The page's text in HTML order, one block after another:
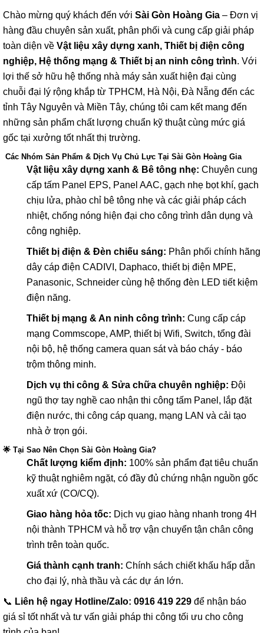
Chào mừng quý khách đến với Sài Gòn Hoàng Gia – Đơn vị
hàng đầu chuyên sản xuất, phân phối và cung cấp giải pháp
toàn diện về Vật liệu xây dựng xanh, Thiết bị điện công
nghiệp, Hệ thống mạng & Thiết bị an ninh công trình. Với
lợi thế sở hữu hệ thống nhà máy sản xuất hiện đại cùng
chuỗi đại lý rộng khắp từ TPHCM, Hà Nội, Đà Nẵng đến các
tỉnh Tây Nguyên và Miền Tây, chúng tôi cam kết mang đến
những sản phẩm chất lượng chuẩn kỹ thuật cùng mức giá
gốc tại xưởng tốt nhất thị trường.
Các Nhóm Sản Phẩm & Dịch Vụ Chủ Lực Tại Sài Gòn Hoàng Gia
Vật liệu xây dựng xanh & Bê tông nhẹ: Chuyên cung
cấp tấm Panel EPS, Panel AAC, gạch nhẹ bọt khí, gạch
chịu lửa, phào chỉ bê tông nhẹ và các giải pháp cách
nhiệt, chống nóng hiện đại cho công trình dân dụng và
công nghiệp.
Thiết bị điện & Đèn chiếu sáng: Phân phối chính hãng
dây cáp điện CADIVI, Daphaco, thiết bị điện MPE,
Panasonic, Schneider cùng hệ thống đèn LED tiết kiệm
điện năng.
Thiết bị mạng & An ninh công trình: Cung cấp cáp
mạng Commscope, AMP, thiết bị Wifi, Switch, tổng đài
nội bộ, hệ thống camera quan sát và báo cháy - báo
trộm thông minh.
Dịch vụ thi công & Sửa chữa chuyên nghiệp: Đội
ngũ thợ tay nghề cao nhận thi công tấm Panel, lắp đặt
điện nước, thi công cáp quang, mạng LAN và cải tạo
nhà ở trọn gói.
🌟 Tại Sao Nên Chọn Sài Gòn Hoàng Gia?
Chất lượng kiểm định: 100% sản phẩm đạt tiêu chuẩn
kỹ thuật nghiêm ngặt, có đầy đủ chứng nhận nguồn gốc
xuất xứ (CO/CQ).
Giao hàng hỏa tốc: Dịch vụ giao hàng nhanh trong 4H
nội thành TPHCM và hỗ trợ vận chuyển tận chân công
trình trên toàn quốc.
Giá thành cạnh tranh: Chính sách chiết khấu hấp dẫn
cho đại lý, nhà thầu và các dự án lớn.
📞 Liên hệ ngay Hotline/Zalo: 0916 419 229 để nhận báo
giá sỉ tốt nhất và tư vấn giải pháp thi công tối ưu cho công